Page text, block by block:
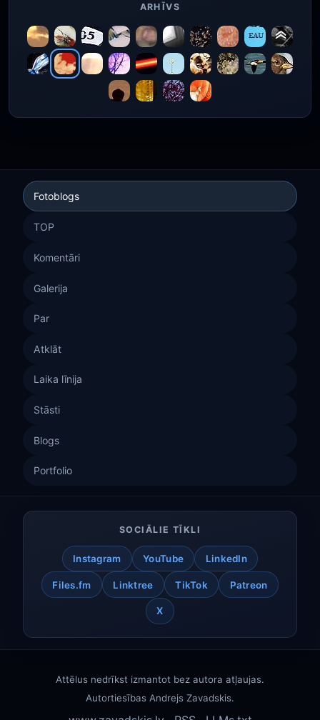
ARHĪVS
Fotoblogs
TOP
Komentāri
Galerija
Par
Atklāt
Laika līnija
Stāsti
Blogs
Portfolio
SOCIĀLIE TĪKLI
Instagram YouTube LinkedIn
Files.fm Linktree TikTok Patreon
X
Attēlus nedrīkst izmantot bez autora atļaujas.
Autortiesības Andrejs Zavadskis.